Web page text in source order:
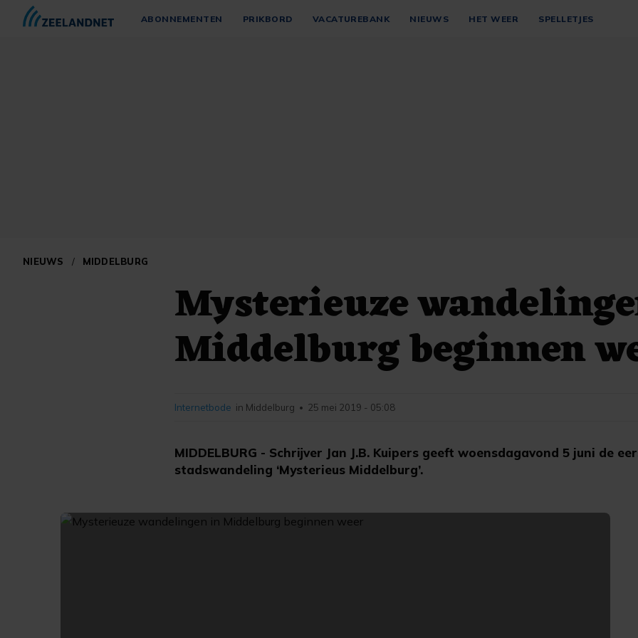
ABONNEMENTEN PRIKBORD VACATUREBANK NIEUWS HET WEER SPELLETJES
NIEUWS / MIDDELBURG
Mysterieuze
Middelburg beginnen
MIDDELBURG - Schrijver Jan J.B. Kuipers geeft woensdagavond 5 juni de
stadswandeling ‘Mysterieus Middelburg’.
Internetbode in Middelburg • 25 mei 2019 - 05:08